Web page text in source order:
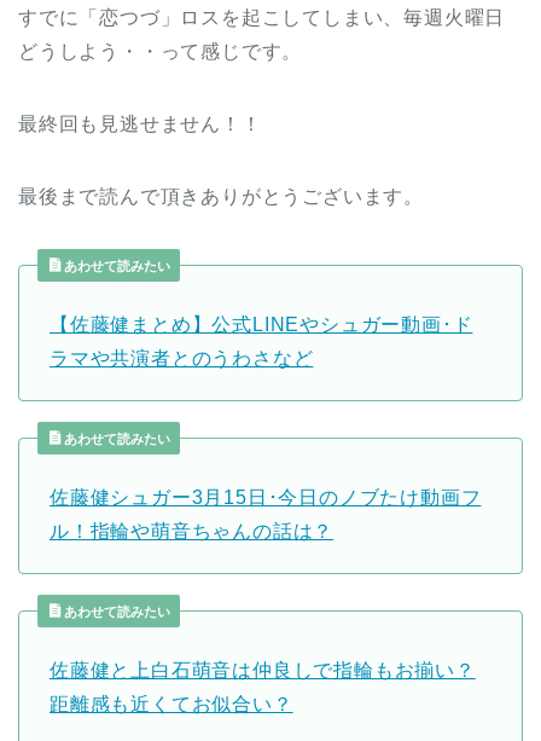
すでに「恋つづ」ロスを起こしてしまい、毎週火曜日
どうしよう・・って感じです。
最終回も見逃せません！！
最後まで読んで頂きありがとうございます。
あわせて読みたい
【佐藤健まとめ】公式LINEやシュガー動画･ド
ラマや共演者とのうわさなど
あわせて読みたい
佐藤健シュガー3月15日･今日のノブたけ動画フ
ル！指輪や萌音ちゃんの話は？
あわせて読みたい
佐藤健と上白石萌音は仲良しで指輪もお揃い？
距離感も近くてお似合い？